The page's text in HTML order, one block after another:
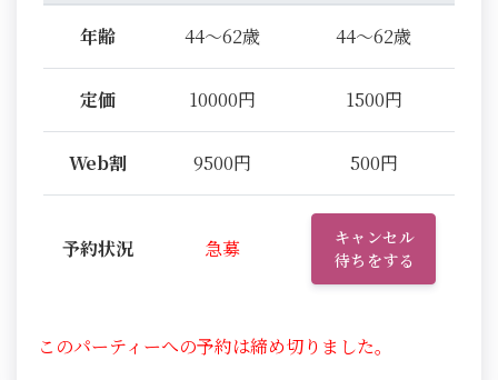
年齢 44～62歳 44～62歳
定価 10000円 1500円
Web割 9500円 500円
予約状況 急募
キャンセル
待ちをする
このパーティーへの予約は締め切りました。